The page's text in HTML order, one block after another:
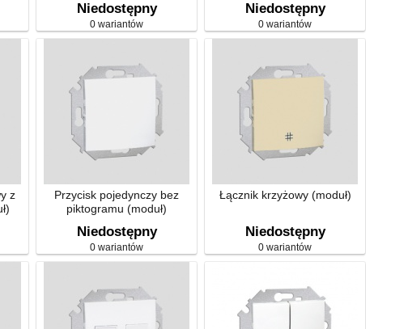
Niedostępny
0 wariantów
transparentna (moduł)
Niedostępny
0 wariantów
z
Przycisk pojedynczy bez
piktogramu (moduł)
Niedostępny
0 wariantów
Łącznik krzyżowy (moduł)
Niedostępny
0 wariantów